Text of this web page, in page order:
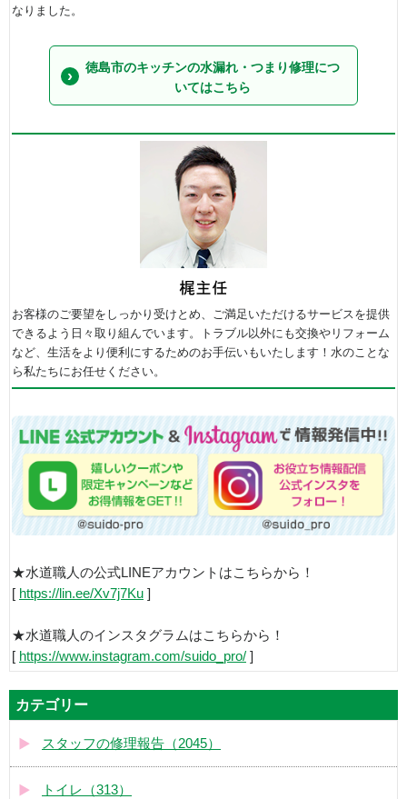
なりました。
徳島市のキッチンの水漏れ・つまり修理につ
いてはこちら
お客様のご要望をしっかり受けとめ、ご満足いただけるサービスを提供
できるよう日々取り組んでいます。トラブル以外にも交換やリフォーム
など、生活をより便利にするためのお手伝いもいたします！水のことな
ら私たちにお任せください。
★水道職人の公式LINEアカウントはこちらから！
[ https://lin.ee/Xv7j7Ku ]
★水道職人のインスタグラムはこちらから！
[ https://www.instagram.com/suido_pro/ ]
カテゴリー
スタッフの修理報告（2045）
トイレ（313）